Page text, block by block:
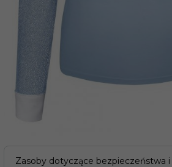
Zasoby dotyczące bezpieczeństwa